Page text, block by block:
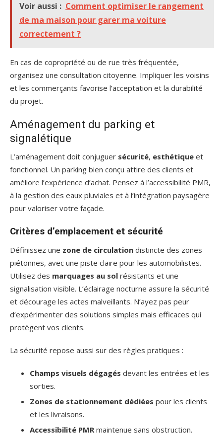
Voir aussi : Comment optimiser le rangement
de ma maison pour garer ma voiture
correctement ?
En cas de copropriété ou de rue très fréquentée,
organisez une consultation citoyenne. Impliquer les voisins
et les commerçants favorise l’acceptation et la durabilité
du projet.
Aménagement du parking et
signalétique
L’aménagement doit conjuguer sécurité, esthétique et
fonctionnel. Un parking bien conçu attire des clients et
améliore l’expérience d’achat. Pensez à l’accessibilité PMR,
à la gestion des eaux pluviales et à l’intégration paysagère
pour valoriser votre façade.
Critères d’emplacement et sécurité
Définissez une zone de circulation distincte des zones
piétonnes, avec une piste claire pour les automobilistes.
Utilisez des marquages au sol résistants et une
signalisation visible. L’éclairage nocturne assure la sécurité
et décourage les actes malveillants. N’ayez pas peur
d’expérimenter des solutions simples mais efficaces qui
protègent vos clients.
La sécurité repose aussi sur des règles pratiques :
Champs visuels dégagés devant les entrées et les
sorties.
Zones de stationnement dédiées pour les clients
et les livraisons.
Accessibilité PMRmaintenue sans obstruction.